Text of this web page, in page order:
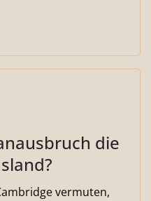
die
vermuten,